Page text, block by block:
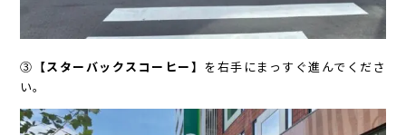
③ 【スターバックスコーヒー】 を右手にまっすぐ進んでくださ
い。